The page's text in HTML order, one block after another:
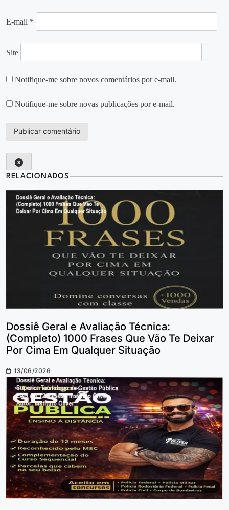
E-mail *
Site
Notifique-me sobre novos comentários por e-mail.
Notifique-me sobre novas publicações por e-mail.
RELACIONADOS
Dossiê Geral e Avaliação Técnica:
(Completo) 1000 Frases Que Vão Te Deixar
Por Cima Em Qualquer Situação
13/06/2026